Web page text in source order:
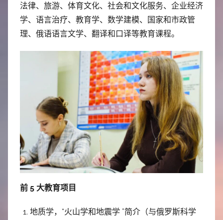
法律、旅游、体育文化、社会和文化服务、企业经济
学、语言治疗、教育学、数学建模、国家和市政管
理、俄语语言文学、翻译和口译等教育课程。
前 5 大教育项目
地质学，“火山学和地震学 ”简介（与俄罗斯科学